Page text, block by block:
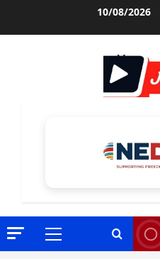
10/08/2026
Menu